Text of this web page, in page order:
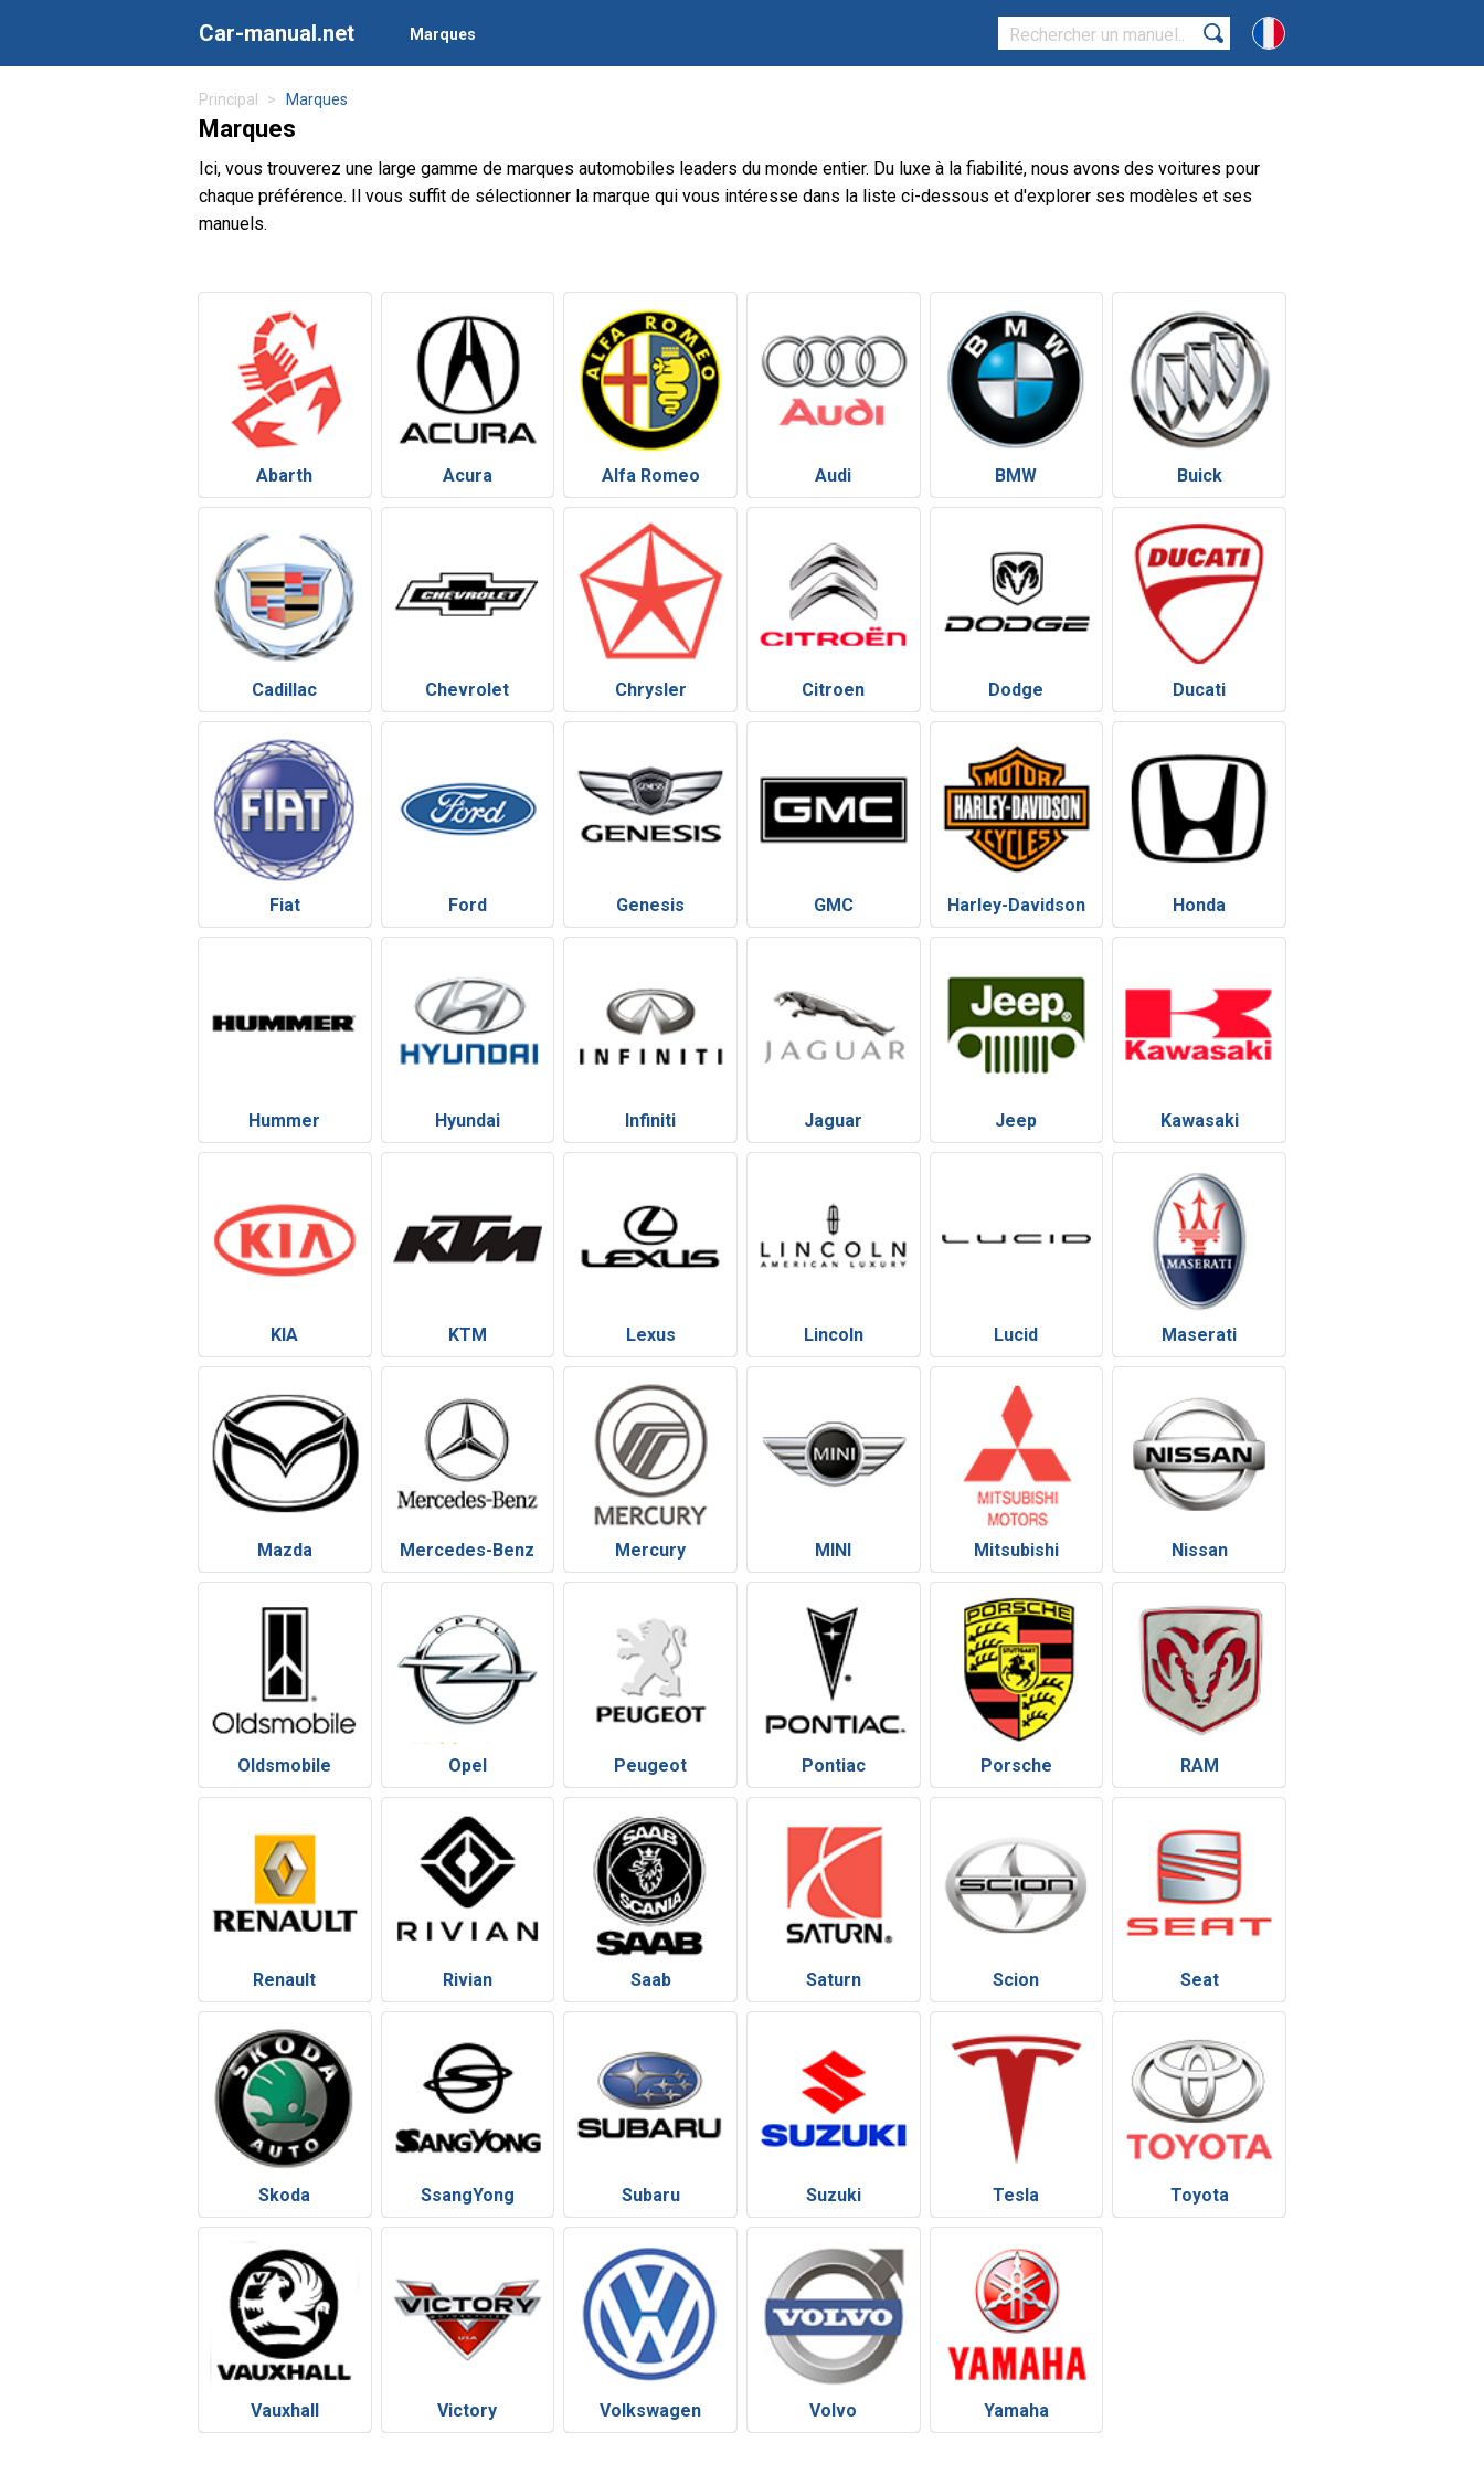
Car-manual.net Marques
Principal Marques
Marques
Ici, vous trouverez une large gamme de marques automobiles leaders du monde entier. Du luxe à la fiabilité, nous avons des voitures pour
chaque préférence. Il vous suffit de sélectionner la marque qui vous intéresse dans la liste ci-dessous et d'explorer ses modèles et ses
manuels.
Abarth Acura Alfa Romeo Audi BMW Buick
Cadillac Chevrolet Chrysler Citroen Dodge Ducati
Fiat Ford Genesis GMC Harley-Davidson Honda
Hummer Hyundai Infiniti Jaguar Jeep Kawasaki
KIA KTM Lexus Lincoln Lucid Maserati
Mazda Mercedes-Benz Mercury MINI Mitsubishi Nissan
Oldsmobile Opel Peugeot Pontiac Porsche RAM
Renault Rivian Saab Saturn Scion Seat
Skoda SsangYong Subaru Suzuki Tesla Toyota
Vauxhall Victory Volkswagen Volvo Yamaha